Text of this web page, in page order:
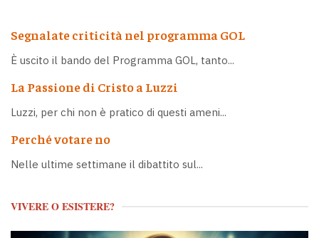
Segnalate criticità nel programma GOL
È uscito il bando del Programma GOL, tanto...
La Passione di Cristo a Luzzi
Luzzi, per chi non è pratico di questi ameni...
Perché votare no
Nelle ultime settimane il dibattito sul...
VIVERE O ESISTERE?